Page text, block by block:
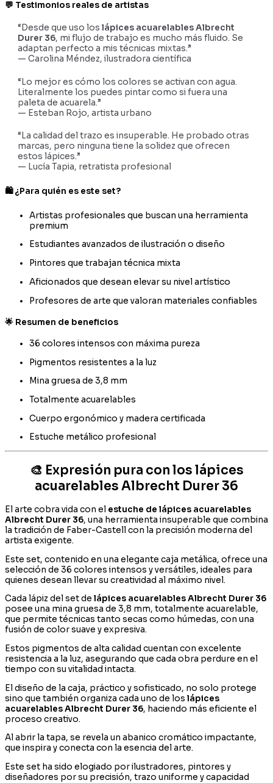
💬 Testimonios reales de artistas
“Desde que uso los lápices acuarelables Albrecht
Durer 36, mi flujo de trabajo es mucho más fluido. Se
adaptan perfecto a mis técnicas mixtas.”
— Carolina Méndez, ilustradora científica
“Lo mejor es cómo los colores se activan con agua.
Literalmente los puedes pintar como si fuera una
paleta de acuarela.”
— Esteban Rojo, artista urbano
“La calidad del trazo es insuperable. He probado otras
marcas, pero ninguna tiene la solidez que ofrecen
estos lápices.”
— Lucía Tapia, retratista profesional
🛍️ ¿Para quién es este set?
Artistas profesionales que buscan una herramienta
premium
Estudiantes avanzados de ilustración o diseño
Pintores que trabajan técnica mixta
Aficionados que desean elevar su nivel artístico
Profesores de arte que valoran materiales confiables
🌟 Resumen de beneficios
36 colores intensos con máxima pureza
Pigmentos resistentes a la luz
Mina gruesa de 3,8 mm
Totalmente acuarelables
Cuerpo ergonómico y madera certificada
Estuche metálico profesional
🎨 Expresión pura con los lápices
acuarelables Albrecht Durer 36
El arte cobra vida con el estuche de lápices acuarelables
Albrecht Durer 36, una herramienta insuperable que combina
la tradición de Faber-Castell con la precisión moderna del
artista exigente.
Este set, contenido en una elegante caja metálica, ofrece una
selección de 36 colores intensos y versátiles, ideales para
quienes desean llevar su creatividad al máximo nivel.
Cada lápiz del set de lápices acuarelables Albrecht Durer 36
posee una mina gruesa de 3,8 mm, totalmente acuarelable,
que permite técnicas tanto secas como húmedas, con una
fusión de color suave y expresiva.
Estos pigmentos de alta calidad cuentan con excelente
resistencia a la luz, asegurando que cada obra perdure en el
tiempo con su vitalidad intacta.
El diseño de la caja, práctico y sofisticado, no solo protege
sino que también organiza cada uno de los lápices
acuarelables Albrecht Durer 36, haciendo más eficiente el
proceso creativo.
Al abrir la tapa, se revela un abanico cromático impactante,
que inspira y conecta con la esencia del arte.
Este set ha sido elogiado por ilustradores, pintores y
diseñadores por su precisión, trazo uniforme y capacidad